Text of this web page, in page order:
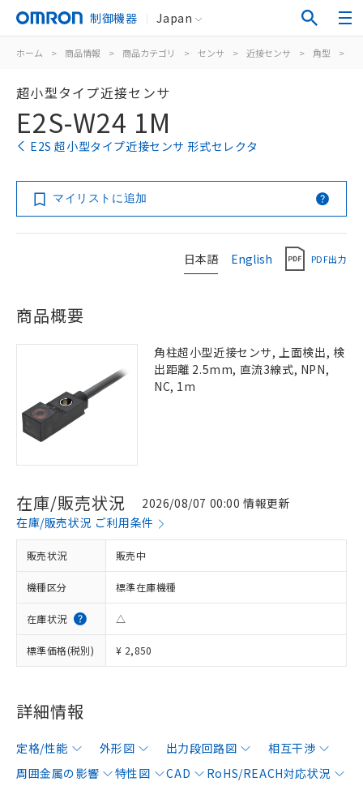
制御機器 Japan
ホーム > 商品情報 > 商品カテゴリ > センサ > 近接センサ > 角型 >
超小型タイプ近接センサ
E2S-W24 1M
E2S 超小型タイプ近接センサ 形式セレクタ
マイリストに追加
日本語 English PDF出力
商品概要
角柱超小型近接センサ, 上面検出, 検
出距離 2.5mm, 直流3線式, NPN,
NC, 1m
在庫/販売状況
2026/08/07 00:00 情報更新
在庫/販売状況 ご利用条件
販売状況 販売中
機種区分 標準在庫機種
在庫状況 △
標準価格(税別) ¥ 2,850
詳細情報
定格/性能 外形図 出力段回路図
相互干渉
周囲金属の影響
特性図 CAD
RoHS/REACH対応状況